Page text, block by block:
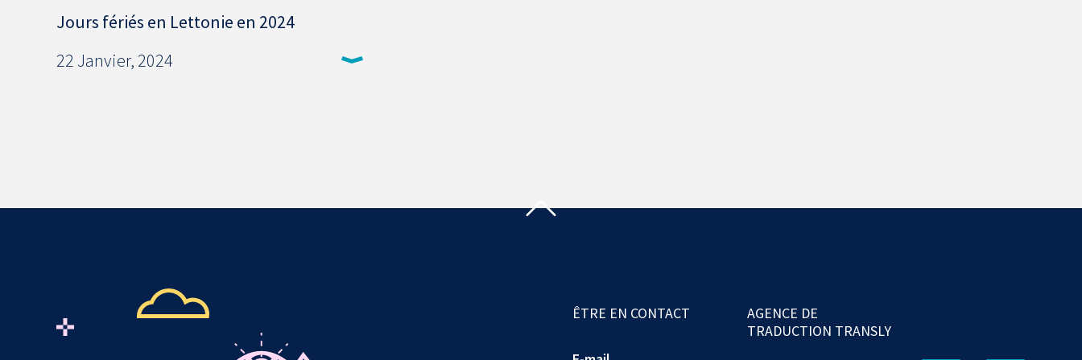
Jours fériés en Lettonie en 2024
22 Janvier, 2024
ÊTRE EN CONTACT
AGENCE DE
TRADUCTION TRANSLY